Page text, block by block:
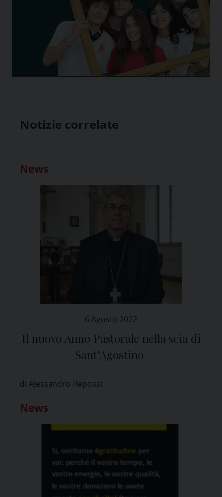
Notizie correlate
News
6 Agosto 2022
Il nuovo Anno Pastorale nella scia di
Sant’Agostino
di Alessandro Repossi
News